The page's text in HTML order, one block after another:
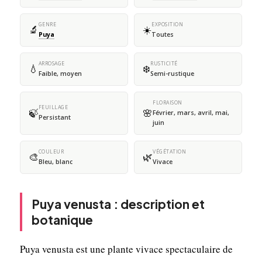
🔬 GENRE
Puya ☀️EXPOSITION
Toutes
💧 ARROSAGE
Faible, moyen ❄️RUSTICITÉ
Semi-rustique
🍃FEUILLAGE
Persistant 🌸
FLORAISON
Février, mars, avril, mai,
juin
🎨COULEUR
Bleu, blanc 🌿VÉGÉTATION
Vivace
Puya venusta : description et
botanique
Puya venusta est une plante vivace spectaculaire de